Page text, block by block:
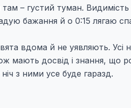
– густий туман.
бажання й о 0:15 лягаю
вдома й не уявляють.
мають досвід і знання, що
з ними усе буде гаразд.